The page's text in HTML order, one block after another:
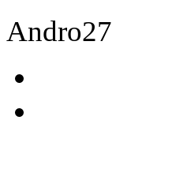
Andro27